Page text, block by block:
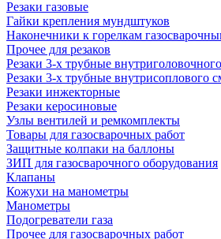
Резаки газовые
Гайки крепления мундштуков
Наконечники к горелкам
Прочее для резаков
Резаки 3-х трубные
Резаки 3-х трубные внутрисоплового
Резаки инжекторные
Резаки керосиновые
Узлы вентилей и ремкомплекты
Товары для газосварочных работ
Защитные колпаки на баллоны
ЗИП для газосварочного оборудования
Клапаны
Кожухи на манометры
Манометры
Подогреватели газа
Прочее для газосварочных работ